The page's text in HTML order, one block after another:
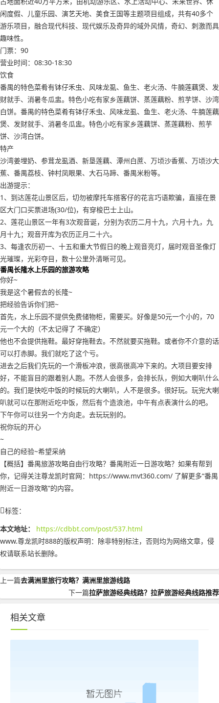
闲度假、儿童乐园、演艺天地、美食王国等主题项目组成，共有40多个
游乐项目，融合现代科技、现代娱乐及奇异的域外风情，奇幻、刺激而具
趣味性。
门票：90
营业时间：08:30-18:30
饮食
番禺的特色菜肴有钵仔禾虫、风味龙虱、鱼生、老火汤、牛腩莲藕煲、发
财就手、消暑冬瓜盅。特色小吃有家乡莲藕饼、蒸莲藕粉、煎芋饼、沙湾
白饼。番禺的特色菜肴有钵仔禾虫、风味龙虱、鱼生、老火汤、牛腩莲藕
煲、发财就手、消暑冬瓜盅。特色小吃有家乡莲藕饼、蒸莲藕粉、煎芋
饼、沙湾白饼。
特产
沙湾姜埋奶、参茸龙虱酒、新垦莲藕、潭州白蔗、万顷沙香蕉、万顷沙大
蕉、番禺荔枝、钟村凤眼果、大石马蹄、番禺米粉等。
出游提示：
1、到达莲花山景区后，切勿被摩托车搭客仔的花言巧语欺骗，直接在景
区大门口买票进场(30/位)，有穿梭巴士上山。
2、莲花山景区一年有3次观音诞，分别为农历二月十九，六月十九，九
月十九；观音开库为农历正月二十六。
3、每逢农历初一、十五和重大节假日的晚上观音亮灯，届时观音圣像灯
光璀璨，光彩夺目，数十公里外清晰可见。
番禺长隆水上乐园的旅游攻略
你好~
我是这个暑假去的长隆~
把经验告诉你们把~
首先，水上乐园不提供免费储物柜，需要买。好像是50元一个小的，70
元一个大的（不太记得了 不确定）
他也不会提供拖鞋。最好穿拖鞋去。不然就要买拖鞋。或者你不介意的话
可以打赤脚。我们就吃了这个亏。
进去之后我们先玩的一个滑板冲浪，很高很高冲下来的。大项目要安排
好，不能盲目的跟着别人跑。不然人会很多，会排长队，例如大喇叭什么
的。我们是快吃中饭的时候玩的大喇叭，人不是很多。很好玩。玩完大喇
叭就可以在那附近吃中饭，然后有个造浪池，中午有点表演什么的吧。
下午你可以往另一个方向走。去玩玩别的。
祝你玩的开心
~
自己的经验~希望采纳
【概括】番禺旅游攻略自由行攻略？番禺附近一日游攻略？如果有帮到
你，记得关注尊龙凯时官网：https://www.mvt360.com/ 了解更多“番禺
附近一日游攻略”的内容。
标签：
本文地址：
https://cdbbt.com/post/537.html
www.尊龙凯时888的版权声明： 除非特别标注，否则均为网络文章，侵
权请联系站长删除。
上一篇去满洲里旅行攻略？满洲里旅游线路
下一篇拉萨旅游经典线路？拉萨旅游经典线路推荐
相关文章